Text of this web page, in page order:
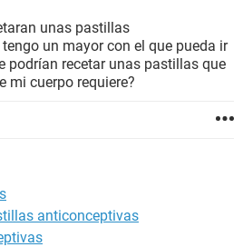
unas pastillas
un mayor con el que pueda ir
podrían recetar unas pastillas que
mi cuerpo requiere?
anticonceptivas